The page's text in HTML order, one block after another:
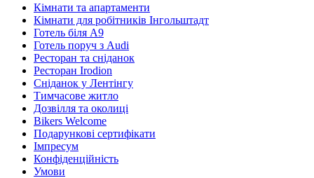
Кімнати та апартаменти
Кімнати для робітників Інгольштадт
Готель біля A9
Готель поруч з Audi
Ресторан та сніданок
Ресторан Irodion
Сніданок у Лентінгу
Тимчасове житло
Дозвілля та околиці
Bikers Welcome
Подарункові сертифікати
Імпресум
Конфіденційність
Умови